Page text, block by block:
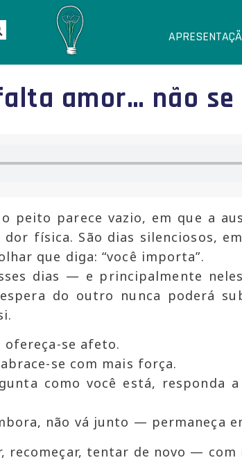
amor… não se
peito parece vazio, em que a
dor física. São dias silenciosos,
que diga: “você importa”.
dias — e principalmente
do outro nunca poderá
se afeto.
se com mais força.
como você está, responda
não vá junto — permaneça
recomeçar, tentar de novo — com